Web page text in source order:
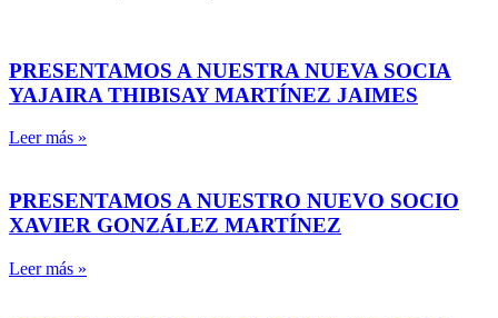
PRESENTAMOS A NUESTRA NUEVA SOCIA
YAJAIRA THIBISAY MARTÍNEZ JAIMES
Leer más »
PRESENTAMOS A NUESTRO NUEVO SOCIO
XAVIER GONZÁLEZ MARTÍNEZ
Leer más »